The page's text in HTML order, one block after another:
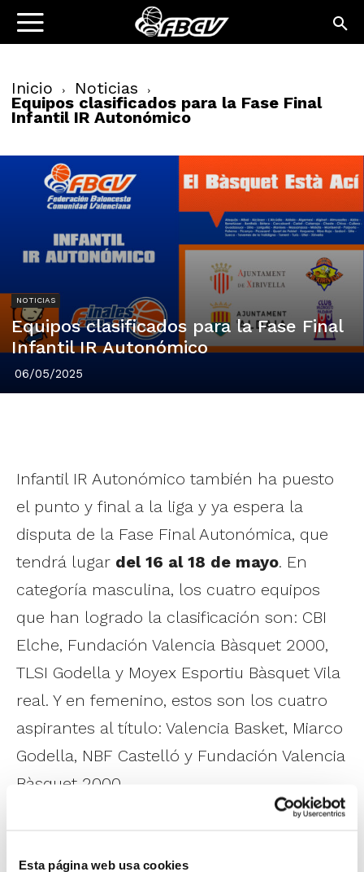
Esta página web usa cookies
Inicio Noticias
Equipos clasificados para la Fase Final
Infantil IR Autonómico
NOTICIAS
Equipos clasificados para la Fase Final
Infantil IR Autonómico
06/05/2025
Infantil IR Autonómico también ha puesto
el punto y final a la liga y ya espera la
disputa de la Fase Final Autonómica, que
tendrá lugar del 16 al 18 de mayo. En
categoría masculina, los cuatro equipos
que han logrado la clasificación son: CBI
Elche, Fundación Valencia Bàsquet 2000,
TLSI Godella y Moyex Esportiu Bàsquet Vila
real. Y en femenino, estos son los cuatro
aspirantes al título: Valencia Basket, Miarco
Godella, NBF Castelló y Fundación Valencia
Bàsquet 2000.
masculina yAldaiala sede de la